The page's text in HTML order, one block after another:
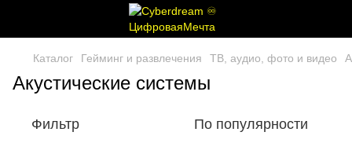
Каталог Гейминг и развлечения ТВ, аудио, фото и видео
Акустические системы
Фильтр По популярности